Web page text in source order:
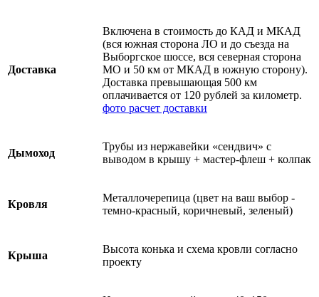
Доставка
Включена в стоимость до КАД и МКАД
(вся южная сторона ЛО и до съезда на
Выборгское шоссе, вся северная сторона
МО и 50 км от МКАД в южную сторону).
Доставка превышающая 500 км
оплачивается от 120 рублей за километр.
фото расчет доставки
Дымоход
Трубы из нержавейки «сендвич» с
выводом в крышу + мастер-флеш + колпак
Кровля
Металлочерепица (цвет на ваш выбор -
темно-красный, коричневый, зеленый)
Крыша
Высота конька и схема кровли согласно
проекту